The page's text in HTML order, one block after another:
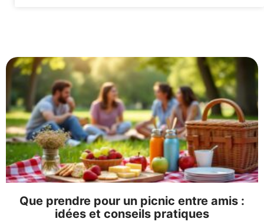
Que prendre pour un picnic entre amis :
idées et conseils pratiques